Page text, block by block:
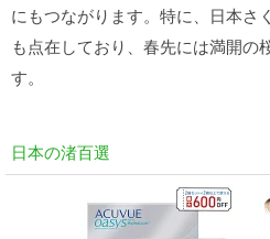
にもつながります。特に、日本さ
も点在しており、春先には満開の
す。
日本の渚百選